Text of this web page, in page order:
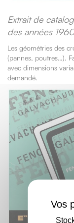
Extrait de
des années 1960
Les géométries des
(pannes, poutres…).
avec dimensions
demandé.